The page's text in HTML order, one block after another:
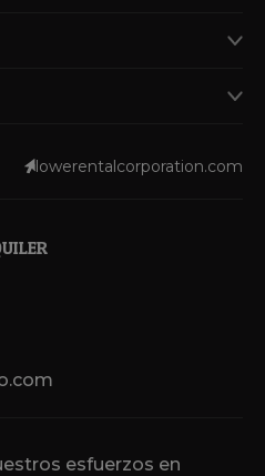
esfuerzos en
lowerentalcorporation.com